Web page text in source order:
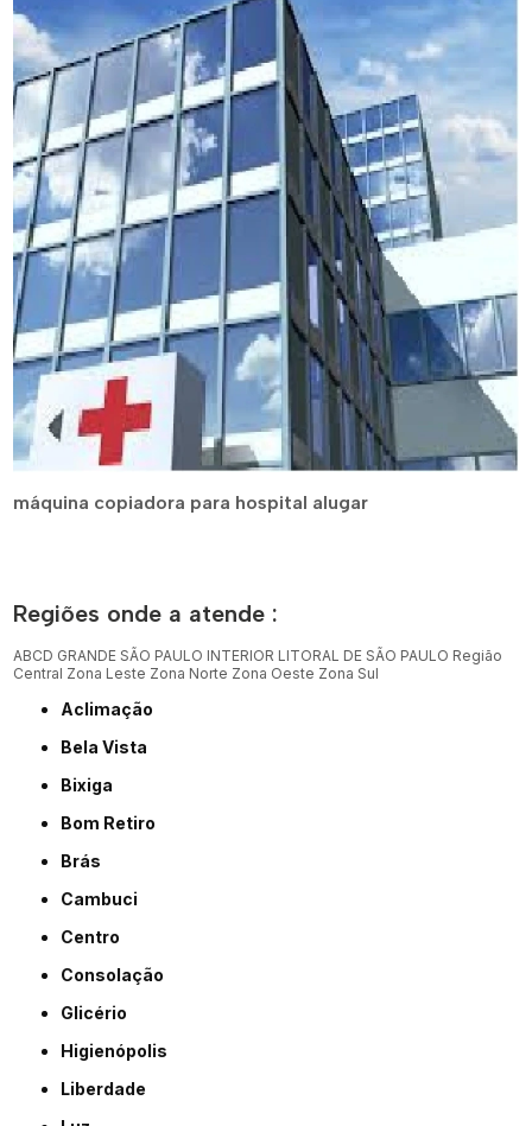
máquina copiadora para hospital alugar
Regiões onde a atende :
ABCD GRANDE SÃO PAULO INTERIOR LITORAL DE SÃO PAULO Região
Central Zona Leste Zona Norte Zona Oeste Zona Sul
Aclimação
Bela Vista
Bixiga
Bom Retiro
Brás
Cambuci
Centro
Consolação
Glicério
Higienópolis
Liberdade